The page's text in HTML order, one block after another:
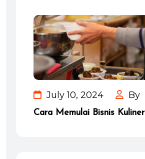
July 10, 2024 By
Cara Memulai Bisnis Kuliner